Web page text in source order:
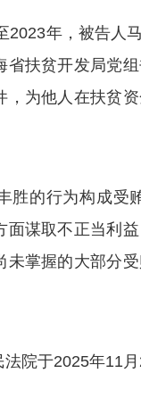
年，被告人马
省扶贫开发局党
，为他人在扶贫
的行为构成受
面谋取不正当利
未掌握的大部分
于2025年11月